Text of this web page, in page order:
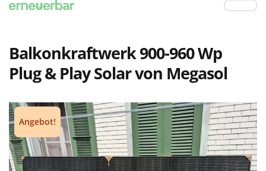
Balkonkraftwerk 900-960 Wp
Plug & Play Solar von Megasol
Angebot!